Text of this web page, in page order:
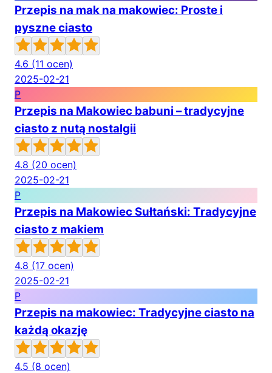
Przepis na mak na makowiec: Proste i
pyszne ciasto
4.6 (11 ocen)
2025-02-21
P
Przepis na Makowiec babuni – tradycyjne
ciasto z nutą nostalgii
4.8 (20 ocen)
2025-02-21
P
Przepis na Makowiec Sułtański: Tradycyjne
ciasto z makiem
4.8 (17 ocen)
2025-02-21
P
Przepis na makowiec: Tradycyjne ciasto na
każdą okazję
4.5 (8 ocen)